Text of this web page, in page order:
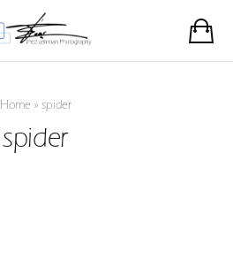
Home » spider
spider